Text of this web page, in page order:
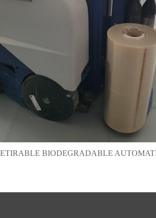
ETIRABLE BIODEGRADABLE